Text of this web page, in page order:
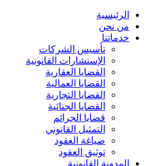
الرئيسية
من نحن
خدماتنا
تأسيس الشركات
الإستشارات القانونية
القضايا العقارية
القضايا العمالية
القضايا التجارية
القضايا الجنائية
قضايا الجرائم
التمثيل القانوني
صياغة العقود
توثيق العقود
المدونة القانونية